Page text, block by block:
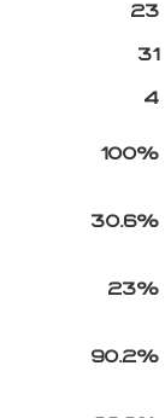
23
31
4
100%
30.6%
23%
90.2%